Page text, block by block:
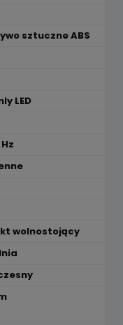
sztuczne ABS
LED
wolnostojący